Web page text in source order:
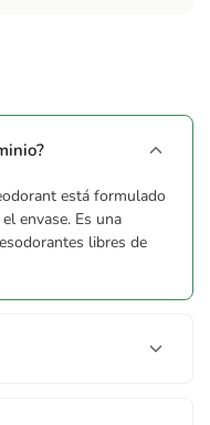
está formulado
envase. Es una
libres de